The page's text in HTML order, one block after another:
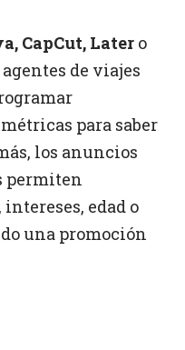
CapCut, Later o
de viajes
para saber
los anuncios
permiten
edad o
una promoción